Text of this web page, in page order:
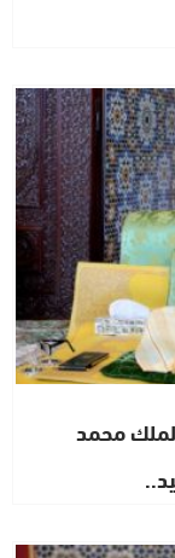
محمد